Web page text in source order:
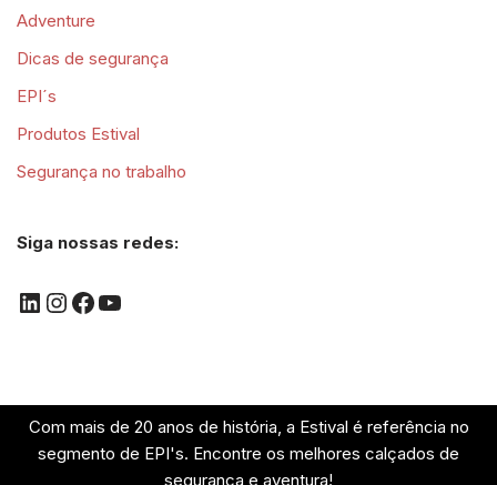
Adventure
Dicas de segurança
EPI´s
Produtos Estival
Segurança no trabalho
Siga nossas redes:
Com mais de 20 anos de história, a Estival é referência no
segmento de EPI's. Encontre os melhores calçados de
segurança e aventura!